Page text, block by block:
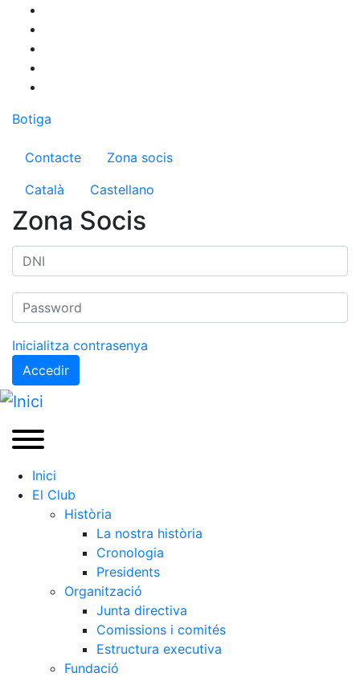
contingut
Botiga
Menú del compte d'usuari
Contacte
Zona socis
Català
Castellano
Zona Socis
Inicialitza contrasenya
Accedir
Inici
El Club
Història
La nostra història
Cronologia
Presidents
Organització
Junta directiva
Comissions i comités
Estructura executiva
Fundació